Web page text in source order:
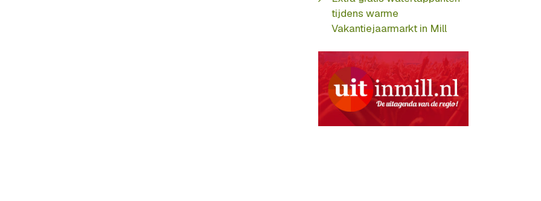
tijdens warme
Vakantiejaarmarkt in Mill